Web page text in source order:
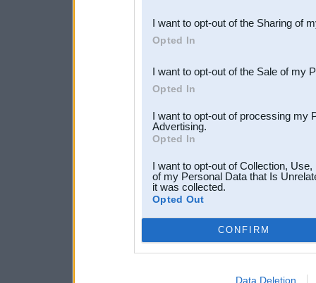
Downstream Participants
third parties.
I want to opt-out of the Sharing of
Opted In
I want to opt-out of the Sale of my
Opted In
I want to opt-out of processing my
Advertising.
Opted In
I want to opt-out of Collection,
of my Personal Data that Is
it was collected.
Opted Out
CONFIRM
Data Deletion